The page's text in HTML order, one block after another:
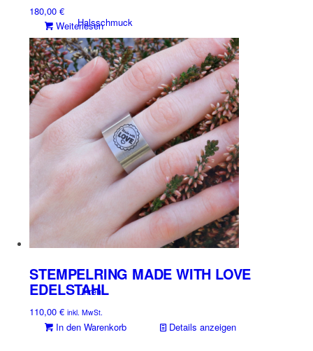
Halsschmuck
Ohrschmuck
Steckschmuck
Tischkultur
Uhren
180,00€
Weiterlesen
STEMPELRING MADE WITH LOVE
EDELSTAHL
110,00€ inkl. MwSt.
In den Warenkorb Details anzeigen